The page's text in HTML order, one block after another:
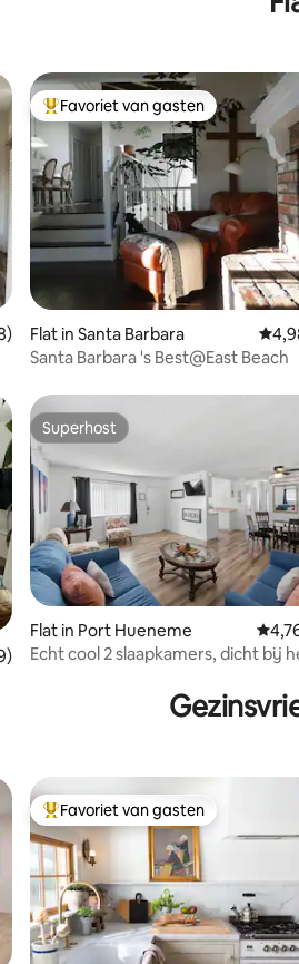
beoordeling van 4,85 op 5, 208
Topfavoriet van gasten
Favoriet van gasten
Flat in Santa Barbara
Santa Barbara 's Best@East Beach
beoordeling van 4,97 op 5, 109
Superhost
Superhost
Flat in Port Hueneme
Echt cool 2 slaapkamers, dicht bij
Topfavoriet van gasten
Favoriet van gasten